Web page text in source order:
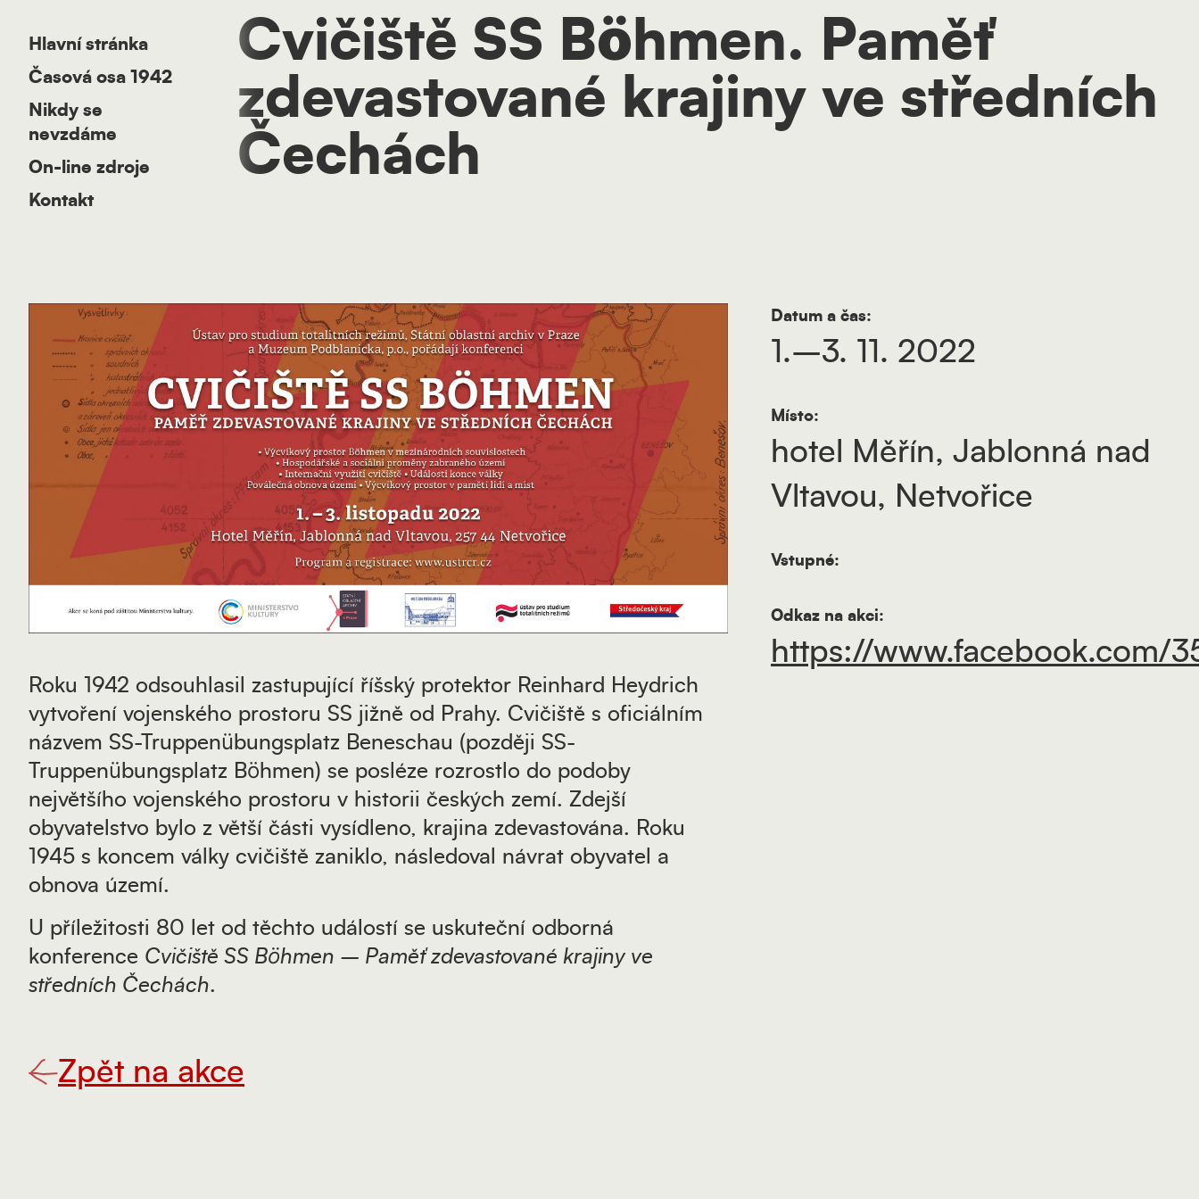
Hlavní stránka
Časová osa 1942
Nikdy se
nevzdáme
On-line zdroje
Kontakt
Cvičiště SS Böhmen. Paměť
zdevastované krajiny ve středních
Čechách
Roku 1942 odsouhlasil zastupující říšský protektor Reinhard Heydrich
vytvoření vojenského prostoru SS jižně od Prahy. Cvičiště s oficiálním
názvem SS-Truppenübungsplatz Beneschau (později SS-
Truppenübungsplatz Böhmen) se posléze rozrostlo do podoby
největšího vojenského prostoru v historii českých zemí. Zdejší
obyvatelstvo bylo z větší části vysídleno, krajina zdevastována. Roku
1945 s koncem války cvičiště zaniklo, následoval návrat obyvatel a
obnova území.
U příležitosti 80 let od těchto událostí se uskuteční odborná
konference Cvičiště SS Böhmen – Paměť zdevastované krajiny ve
středních Čechách.
Datum a čas:
1.–3. 11. 2022
Místo:
hotel Měřín, Jablonná nad
Vltavou, Netvořice
Vstupné:
Odkaz na akci:
https://www.facebook.com/
Zpět na akce